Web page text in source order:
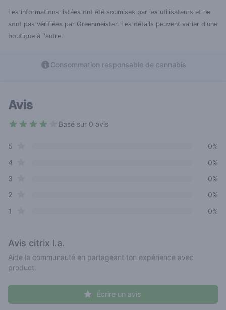
Les informations listées ont été soumises par les utilisateurs et ne
sont pas vérifiées par Greenmeister. Les détails peuvent varier d'une
boutique à l'autre.
Consommation responsable de cannabis
Avis
Basé sur 0 avis
Review data
5
0%
4star reviews
0%
3
0%
2
0%
1
0%
Avis citrix l.a.
Aide la communauté en partageant ton expérience avec
product.
Écrire un avis